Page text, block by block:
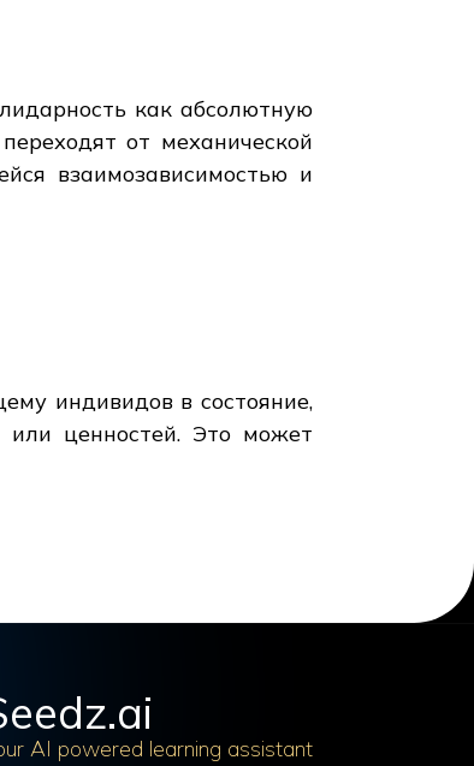
как абсолютную
от механической
взаимозависимостью и
индивидов в состояние,
или ценностей. Это может
AI powered learning assistant